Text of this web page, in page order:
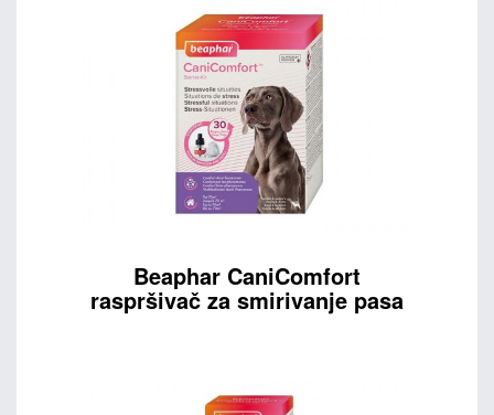
Beaphar CaniComfort
raspršivač za smirivanje pasa